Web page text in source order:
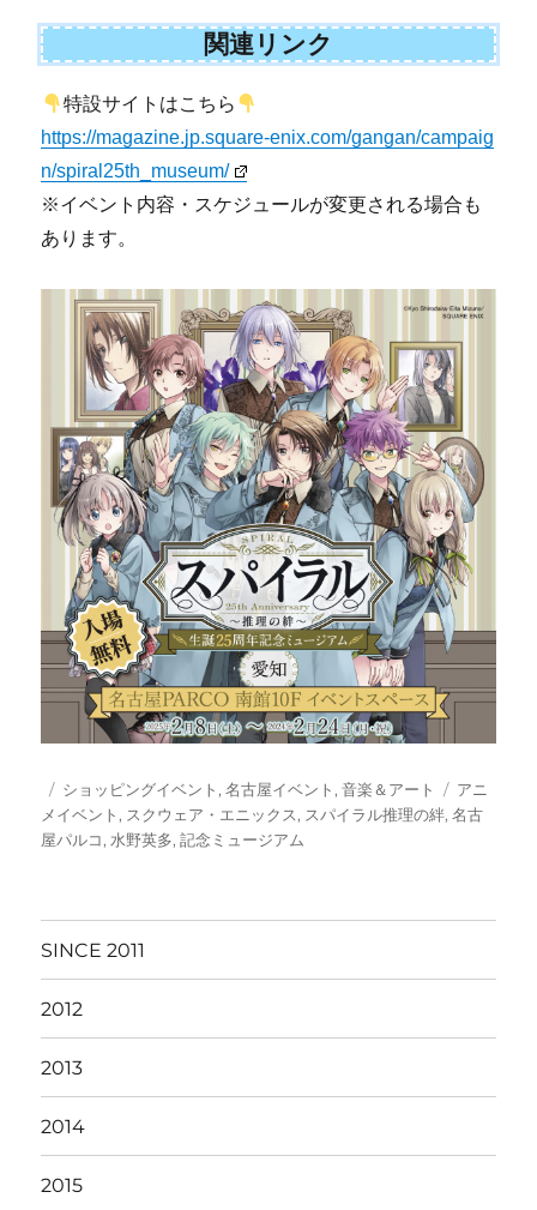
関連リンク
特設サイトはこちら
https://magazine.jp.square-enix.com/gangan/campaig
n/spiral25th_museum/
※イベント内容・スケジュールが変更される場合も
あります。
投
稿
日:
カ
テ
ゴ
ショッピングイベント ,名古屋イベント ,音楽＆アート
タ
グ
アニ
メイベント , スクウェア・エニックス, スパイラル推理の絆,名古
屋パルコ, 水野英多,記念ミュージアム
SINCE 2011
2012
2013
2014
2015